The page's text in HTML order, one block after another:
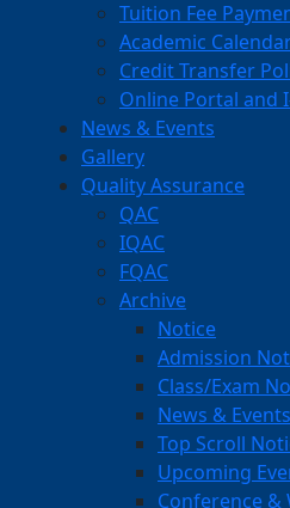
Tuition Fee
Academic
Credit Transfer
Online Portal and
News & Events
Gallery
Quality Assurance
QAC
IQAC
FQAC
Archive
Notice
Admission
Class/Exam
News & Events
Top Scroll
Upcoming
Conference &